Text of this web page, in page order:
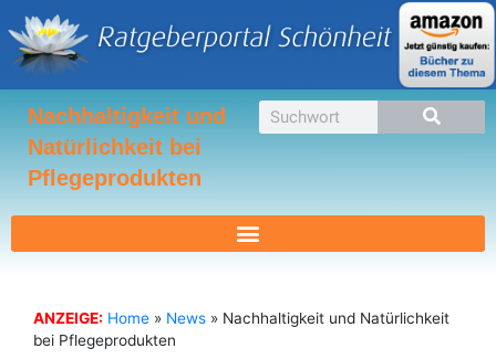
Inhalt
springen
Nachhaltigkeit und
Natürlichkeit bei
Pflegeprodukten
Suche
ANZEIGE: Home » News » Nachhaltigkeit und Natürlichkeit
bei Pflegeprodukten